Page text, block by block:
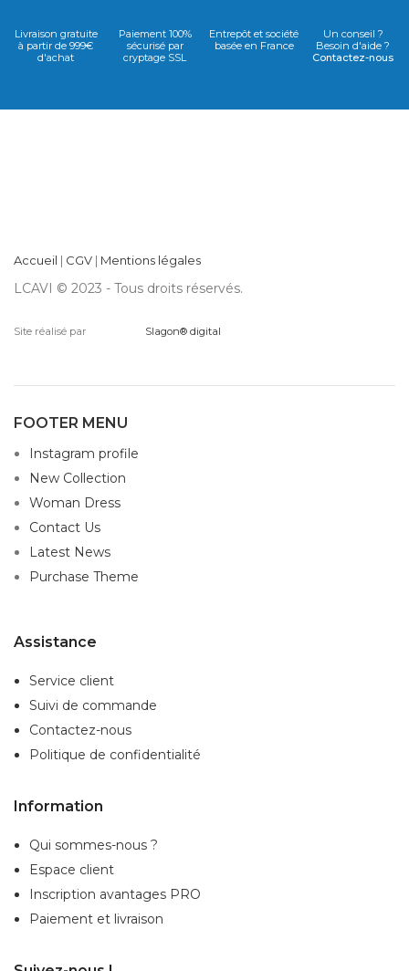
Livraison gratuite
à partir de 999€
d'achat
Paiement 100%
sécurisé par
cryptage SSL
Entrepôt et société
basée en France
Un conseil ?
Besoin d'aide ?
Contactez-nous
Accueil | CGV | Mentions légales
LCAVI © 2023 - Tous droits réservés.
Site réalisé par Slagon® digital
FOOTER MENU
Instagram profile
New Collection
Woman Dress
Contact Us
Latest News
Purchase Theme
Assistance
Service client
Suivi de commande
Contactez-nous
Politique de confidentialité
Information
Qui sommes-nous ?
Espace client
Inscription avantages PRO
Paiement et livraison